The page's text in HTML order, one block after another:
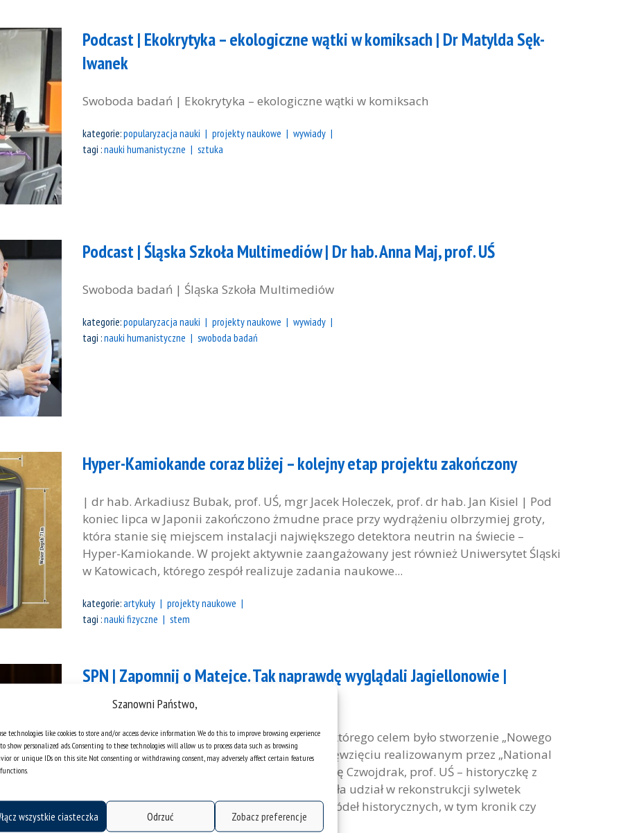
Szanowni Państwo,
technologies like cookies to store and/or access device information. We do this to improve browsing experience
show personalized ads. Consenting to these technologies will allow us to process data such as browsing
or unique IDs on this site. Not consenting or withdrawing consent, may adversely affect certain features
wszystkie ciasteczka Odrzuć Zobacz preferencje
Podcast | Ekokrytyka – ekologiczne wątki w komiksach | Dr Matylda Sęk-
Iwanek
Swoboda badań | Ekokrytyka – ekologiczne wątki w komiksach
kategorie:popularyzacja nauki projekty naukowe
wywiady
tagi :nauki humanistyczne sztuka
Podcast | Śląska Szkoła Multimediów | Dr hab. Anna Maj, prof. UŚ
Swoboda badań | Śląska Szkoła Multimediów
kategorie:popularyzacja nauki projekty naukowe
wywiady
tagi :nauki humanistyczne swoboda badań
Hyper-Kamiokande coraz bliżej – kolejny etap projektu zakończony
| dr hab. Arkadiusz Bubak, prof. UŚ, mgr Jacek Holeczek, prof. dr hab. Jan Kisiel | Pod
koniec lipca w Japonii zakończono żmudne prace przy wydrążeniu olbrzymiej groty,
która stanie się miejscem instalacji największego detektora neutrin na świecie –
Hyper-Kamiokande. W projekt aktywnie zaangażowany jest również Uniwersytet Śląski
w Katowicach, którego zespół realizuje zadania naukowe...
kategorie:artykuły
projekty naukowe
tagi :nauki fizyczne stem
SPN | Zapomnij o Matejce. Tak naprawdę wyglądali Jagiellonowie |
Badania prof. B. Czwojdrak
W 2025 roku przedstawiono wyniki projektu, którego celem było stworzenie „Nowego
Pocztu Jagiellonów”. Do współpracy w przedsięwzięciu realizowanym przez „National
Geographic Polska” zaproszono dr hab. Bożenę Czwojdrak, prof. UŚ – historyczkę z
Wydziału Humanistycznego UŚ. Badaczka brała udział w rekonstrukcji sylwetek
Jagiellonów na podstawie wnikliwej analizy źródeł historycznych, w tym kronik czy
nagrobków. Wyobrażenia, jakie...